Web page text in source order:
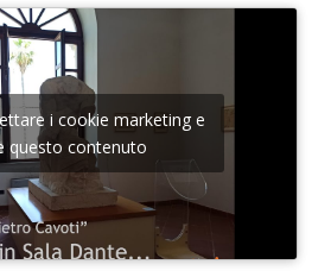
i cookie marketing e
questo contenuto